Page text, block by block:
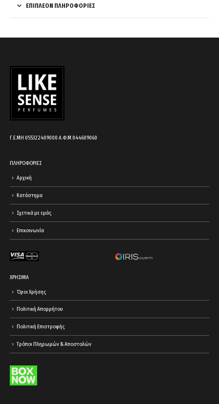
ΕΠΙΠΛΈΟΝ ΠΛΗΡΟΦΟΡΊΕΣ
Γ.Ε.ΜΗ 055322409000 Α.Φ.Μ 044609060
ΠΛΗΡΟΦΟΡΙΕΣ
Αρχική
Κατάστημα
Σχετικά με εμάς
Επικοινωνία
ΧΡΗΣΙΜΑ
Όροι Χρήσης
Πολιτική Απορρήτου
Πολιτική Επιστροφής
Τρόποι Πληρωμών & Αποστολών